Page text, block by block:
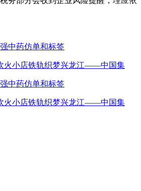
中药仿单和标签
火小店铁轨织梦兴龙江——中国集
中药仿单和标签
火小店铁轨织梦兴龙江——中国集